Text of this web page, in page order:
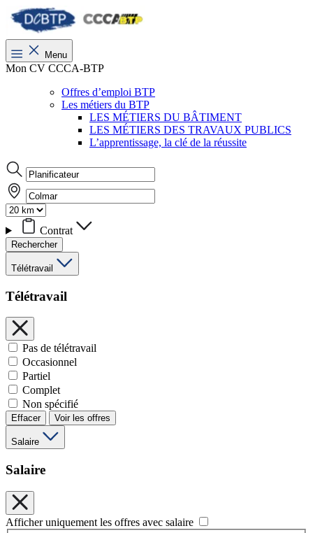
Menu
Mon CV CCCA-BTP
Offres d’emploi BTP
Les métiers du BTP
LES MÉTIERS DU BÂTIMENT
LES MÉTIERS DES TRAVAUX PUBLICS
L’apprentissage, la clé de la réussite
Contrat
Rechercher
Télétravail
Télétravail
Pas de télétravail
Occasionnel
Partiel
Complet
Non spécifié
Effacer Voir les offres
Salaire
Salaire
Afficher uniquement les offres avec salaire